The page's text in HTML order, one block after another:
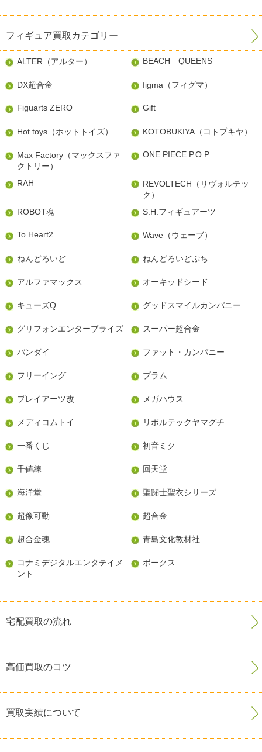
フィギュア買取カテゴリー
ALTER（アルター） BEACH QUEENS
DX超合金 figma（フィグマ）
Figuarts ZERO Gift
Hot toys（ホットトイズ） KOTOBUKIYA（コトブキヤ）
Max Factory（マックスファ
クトリー）
ONE PIECE P.O.P
RAH
REVOLTECH（リヴォルテッ
ク）
ROBOT魂
S.H.フィギュアーツ
To Heart2 Wave（ウェーブ）
ねんどろいど ねんどろいどぷち
アルファマックス オーキッドシード
キューズQ グッドスマイルカンパニー
グリフォンエンタープライズ スーパー超合金
バンダイ ファット・カンパニー
フリーイング プラム
プレイアーツ改 メガハウス
メディコムトイ リボルテックヤマグチ
一番くじ 初音ミク
千値練 回天堂
海洋堂 聖闘士聖衣シリーズ
超像可動 超合金
超合金魂 青島文化教材社
コナミデジタルエンタテイメ
ント
ボークス
宅配買取の流れ
高価買取のコツ
買取実績について